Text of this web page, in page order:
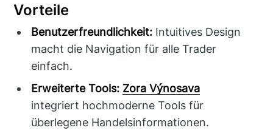
Vorteile
Benutzerfreundlichkeit: Intuitives Design
macht die Navigation für alle Trader
einfach.
Erweiterte Tools: Zora Výnosava
integriert hochmoderne Tools für
überlegene Handelsinformationen.